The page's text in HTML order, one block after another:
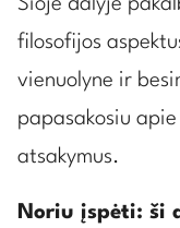
Šioje dalyje
filosofijos
vienuolyne ir
papasakosiu
atsakymus.
Noriu įspėti: ši